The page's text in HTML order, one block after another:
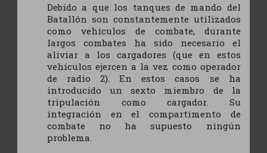
Debido a que los tanques de mando del
Batallón son constantemente utilizados
como vehículos de combate, durante
largos combates ha sido necesario el
aliviar a los cargadores (que en estos
vehículos ejercen a la vez como operador
de radio 2). En estos casos se ha
introducido un sexto miembro de la
tripulación como cargador. Su
integración en el compartimento de
combate no ha supuesto ningún
problema.